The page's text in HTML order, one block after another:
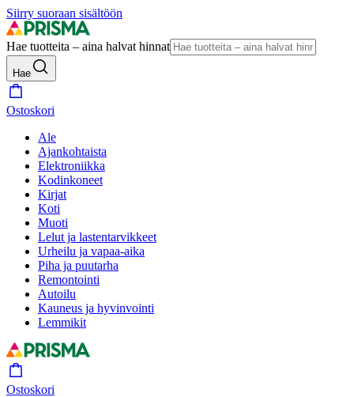
Siirry suoraan sisältöön
Hae tuotteita – aina halvat hinnat
Hae
Ostoskori
Ale
Ajankohtaista
Elektroniikka
Kodinkoneet
Kirjat
Koti
Muoti
Lelut ja lastentarvikkeet
Urheilu ja vapaa-aika
Piha ja puutarha
Remontointi
Autoilu
Kauneus ja hyvinvointi
Lemmikit
Ostoskori